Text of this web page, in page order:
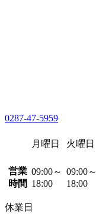
0287-47-5959
月曜日 火曜日
営業
時間
09:00～
18:00
09:00～
18:00
休業日